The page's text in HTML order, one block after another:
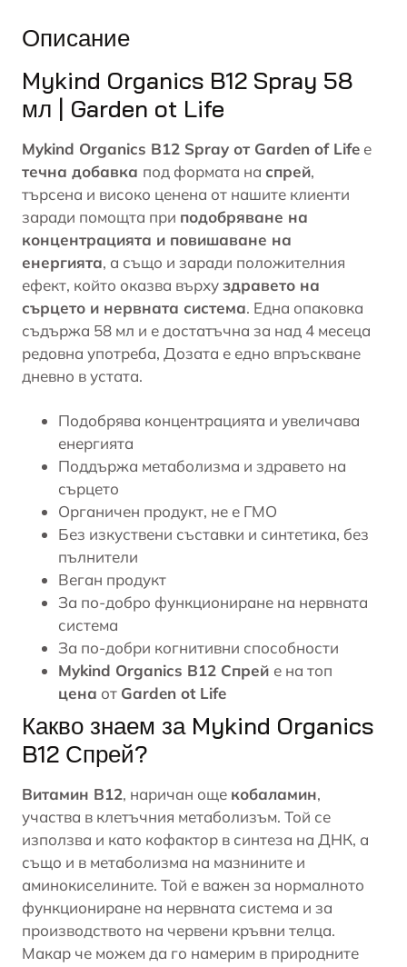
Описание
Mykind Organics B12 Spray 58
мл | Garden ot Life
Mykind Organics B12 Spray от Garden of Life е
течна добавка под формата на спрей,
търсена и високо ценена от нашите клиенти
заради помощта при подобряване на
концентрацията и повишаване на
енергията, а също и заради положителния
ефект, който оказва върхуздравето на
сърцето и нервната система. Една опаковка
съдържа 58 мл и е достатъчна за над 4 месеца
редовна употреба, Дозата е едно впръскване
дневно в устата.
Подобрява концентрацията и увеличава
енергията
Поддържа метаболизма и здравето на
сърцето
Органичен продукт, не е ГМО
Без изкуствени съставки и синтетика, без
пълнители
Веган продукт
За по-добро функциониране на нервната
система
За по-добри когнитивни способности
Mykind Organics B12 Спрей е на топ
цена от Garden ot Life
Какво знаем за Mykind Organics
B12 Спрей?
Витамин В12, наричан още кобаламин,
участва в клетъчния метаболизъм. Той се
използва и като кофактор в синтеза на ДНК, а
също и в метаболизма на мазнините и
аминокиселините. Той е важен за нормалното
функциониране на нервната система и за
производството на червени кръвни телца.
Макар че можем да го намерим в природните